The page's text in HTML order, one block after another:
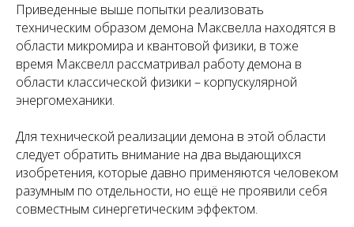
Приведенные выше попытки реализовать
техническим образом демона Максвелла находятся в
области микромира и квантовой физики, в тоже
время Максвелл рассматривал работу демона в
области классической физики – корпускулярной
энергомеханики.
Для технической реализации демона в этой области
следует обратить внимание на два выдающихся
изобретения, которые давно применяются человеком
разумным по отдельности, но ещё не проявили себя
совместным синергетическим эффектом.